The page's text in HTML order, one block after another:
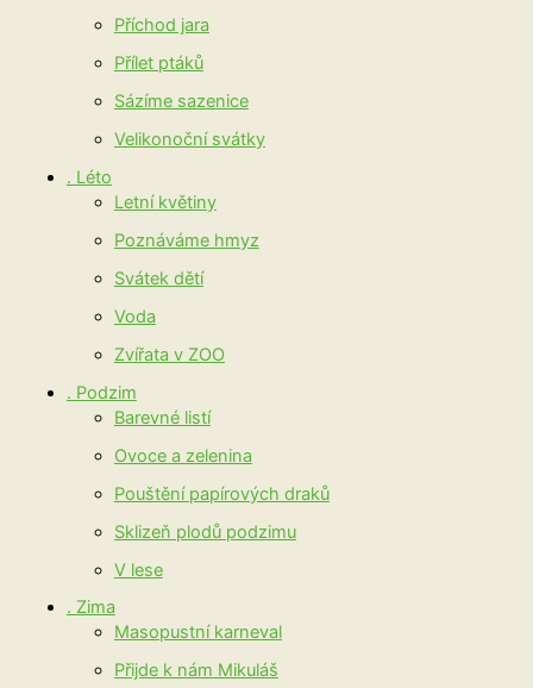
Příchod jara
Přílet ptáků
Sázíme sazenice
Velikonoční svátky
. Léto
Letní květiny
Poznáváme hmyz
Svátek dětí
Voda
Zvířata v ZOO
. Podzim
Barevné listí
Ovoce a zelenina
Pouštění papírových draků
Sklizeň plodů podzimu
V lese
. Zima
Masopustní karneval
Přijde k nám Mikuláš